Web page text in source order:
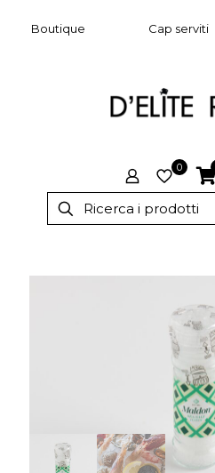
Boutique Cap serviti
0